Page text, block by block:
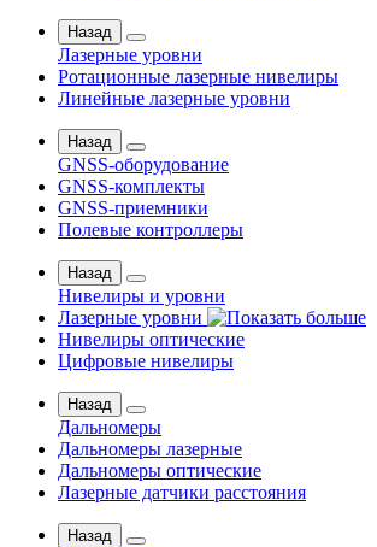
Назад
Лазерные уровни
Ротационные лазерные нивелиры
Линейные лазерные уровни
Назад
GNSS-оборудование
GNSS-комплекты
GNSS-приемники
Полевые контроллеры
Назад
Нивелиры и уровни
Лазерные уровни
Нивелиры оптические
Цифровые нивелиры
Назад
Дальномеры
Дальномеры лазерные
Дальномеры оптические
Лазерные датчики расстояния
Назад